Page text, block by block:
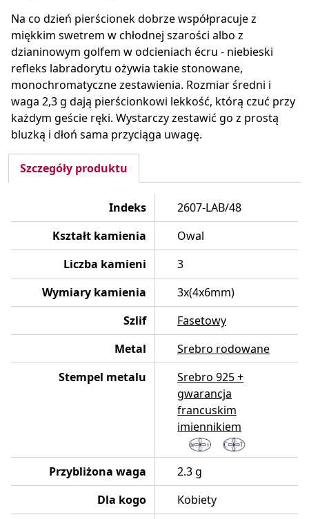
Na co dzień pierścionek dobrze współpracuje z
miękkim swetrem w chłodnej szarości albo z
dzianinowym golfem w odcieniach écru - niebieski
refleks labradorytu ożywia takie stonowane,
monochromatyczne zestawienia. Rozmiar średni i
waga 2,3 g dają pierścionkowi lekkość, którą czuć przy
każdym geście ręki. Wystarczy zestawić go z prostą
bluzką i dłoń sama przyciąga uwagę.
Szczegóły produktu
Indeks
2607-LAB/48
Kształt kamienia
Owal
Liczba kamieni
3
Wymiary kamienia
3x(4x6mm)
Szlif
Fasetowy
Metal
Srebro rodowane
Stempel metalu
Srebro 925 +
gwarancja
francuskim
imiennikiem
Przybliżona waga
2.3 g
Dla kogo
Kobiety